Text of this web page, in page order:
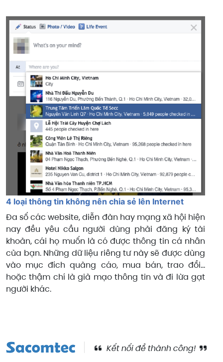
4 loại thông tin không nên chia sẻ lên Internet
Đa số các website, diễn đàn hay mạng xã hội hiện
nay đều yêu cầu người dùng phải đăng ký tài
khoản, cái họ muốn là có được thông tin cá nhân
của bạn. Những dữ liệu riêng tư này sẽ được dùng
vào mục đích quảng cáo, mua bán, trao đổi…
hoặc thậm chí là giả mạo thông tin và đi lừa gạt
người khác.
Kết nối để thành công!